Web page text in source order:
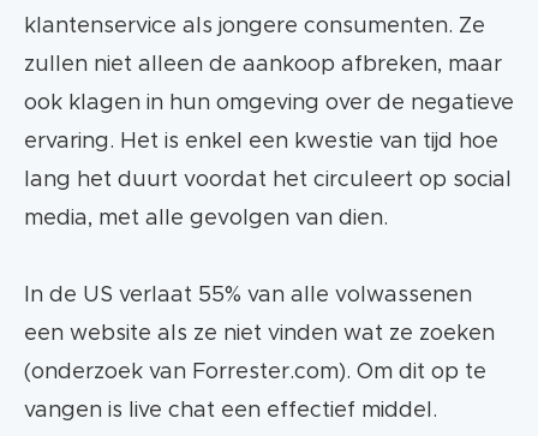
klantenservice als jongere consumenten. Ze
zullen niet alleen de aankoop afbreken, maar
ook klagen in hun omgeving over de negatieve
ervaring. Het is enkel een kwestie van tijd hoe
lang het duurt voordat het circuleert op social
media, met alle gevolgen van dien.
In de US verlaat 55% van alle volwassenen
een website als ze niet vinden wat ze zoeken
(onderzoek van Forrester.com). Om dit op te
vangen is live chat een effectief middel.